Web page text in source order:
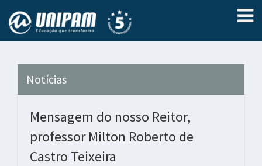
Notícias
Mensagem do nosso Reitor,
professor Milton Roberto de
Castro Teixeira